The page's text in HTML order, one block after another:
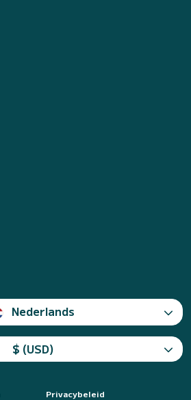
Nederlands
$ (USD)
Privacybeleid